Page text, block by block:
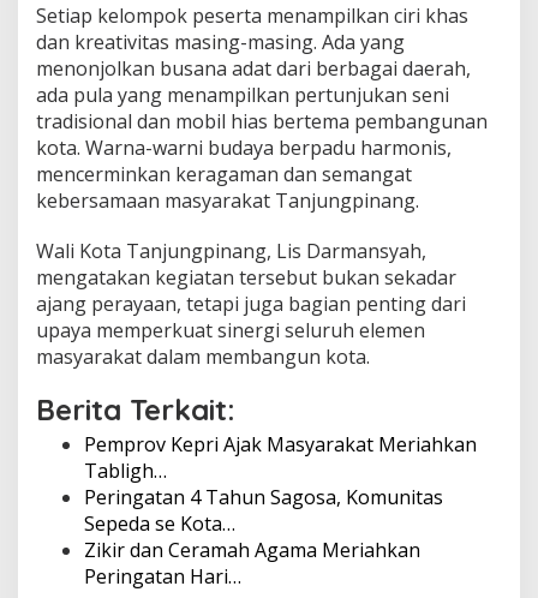
n
g
p
i
n
a
n
g
Setiap kelompok peserta menampilkan ciri khas
dan kreativitas masing-masing. Ada yang
menonjolkan busana adat dari berbagai daerah,
ada pula yang menampilkan pertunjukan seni
tradisional dan mobil hias bertema pembangunan
kota. Warna-warni budaya berpadu harmonis,
mencerminkan keragaman dan semangat
kebersamaan masyarakat Tanjungpinang.
Wali Kota Tanjungpinang, Lis Darmansyah,
mengatakan kegiatan tersebut bukan sekadar
ajang perayaan, tetapi juga bagian penting dari
upaya memperkuat sinergi seluruh elemen
masyarakat dalam membangun kota.
Berita Terkait:
Pemprov Kepri Ajak Masyarakat Meriahkan
Tabligh…
Peringatan 4 Tahun Sagosa, Komunitas
Sepeda se Kota…
Zikir dan Ceramah Agama Meriahkan
Peringatan Hari…